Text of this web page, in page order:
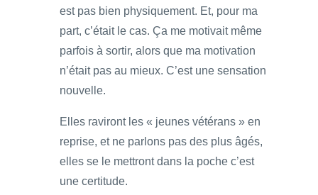
est pas bien physiquement. Et, pour ma
part, c’était le cas. Ça me motivait même
parfois à sortir, alors que ma motivation
n’était pas au mieux. C’est une sensation
nouvelle.
Elles raviront les « jeunes vétérans » en
reprise, et ne parlons pas des plus âgés,
elles se le mettront dans la poche c’est
une certitude.